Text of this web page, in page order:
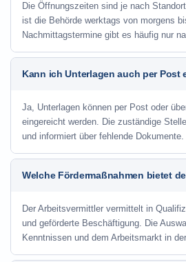
Die Öffnungszeiten sind je nach
ist die Behörde werktags von morgens
Nachmittagstermine gibt es häufig nur
Kann ich Unterlagen auch per Post
Ja, Unterlagen können per Post oder
eingereicht werden. Die zuständige
und informiert über fehlende Dokumente.
Welche Fördermaßnahmen bietet
Der Arbeitsvermittler vermittelt in
und geförderte Beschäftigung. Die
Kenntnissen und dem Arbeitsmarkt in